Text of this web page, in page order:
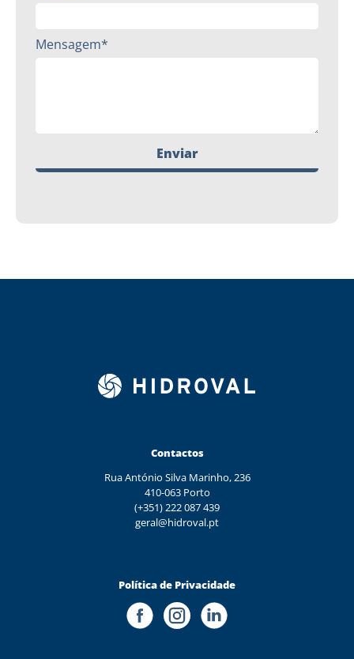
Mensagem*
Enviar
Contactos
Rua António Silva Marinho, 236
410-063 Porto
(+351) 222 087 439
geral@hidroval.pt
Política de Privacidade